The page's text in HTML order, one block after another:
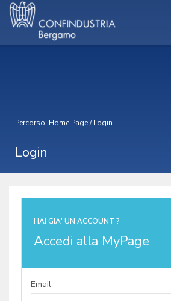
Percorso: Home Page/Login
Login
HAI GIA' UN ACCOUNT ?
Accedi alla MyPage
Email